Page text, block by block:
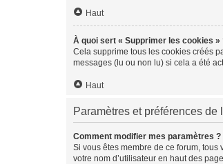
Haut
À quoi sert « Supprimer les cookies »
Cela supprime tous les cookies créés
messages (lu ou non lu) si cela a été
Haut
Paramètres et préférences de
Comment modifier mes paramètres ?
Si vous êtes membre de ce forum,
votre nom d’utilisateur en haut des